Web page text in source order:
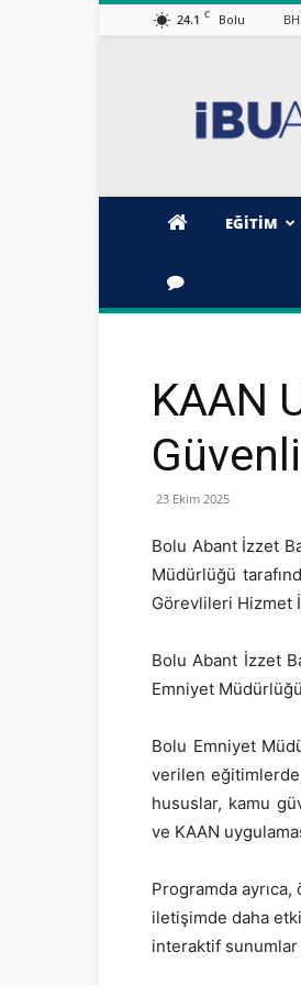
24.1 C Bolu
EĞİTİM
KAAN
23 Ekim 2025
Bolu Abant İzzet
Müdürlüğü
Görevlileri Hizmet
Bolu Abant İzzet
Emniyet
Bolu Emniyet
verilen
hususlar, kamu
ve KAAN
Programda
iletişimde daha
interaktif